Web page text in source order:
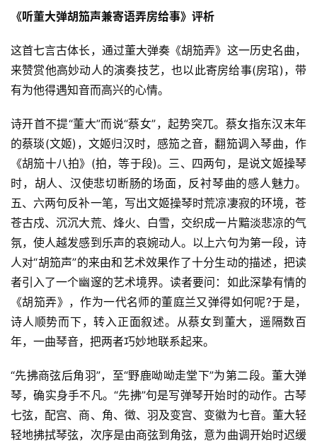
《听董大弹胡笳声兼寄语弄房给事》评析
这首七言古体长，通过董大弹奏《胡笳弄》这一历史名曲，
来赞赏他高妙动人的演奏技艺，也以此寄房给事(房琯)，带
有为他得遇知音而高兴的心情。
诗开首不提“董大”而说“蔡女”，起势突兀。蔡女指东汉末年
的蔡琰(文姬)，文姬归汉时，感笳之音，翻笳调入琴曲，作
《胡笳十八拍》(拍，等于段)。三、四两句，是说文姬操琴
时，胡人、汉使悲切断肠的场面，反衬琴曲的感人魅力。
五、六两句反补一笔，写出文姬操琴时荒凉凄寂的环境，苍
苍古戍、沉沉大荒、烽火、白雪，交织成一片黯淡悲凉的气
氛，使人越发感到乐声的哀婉动人。以上六句为第一段，诗
人对“胡笳声”的来由和艺术效果作了十分生动的描述，把读
者引入了一个幽邃的艺术境界。读者要问：如此深挚有情的
《胡笳弄》，作为一代名师的董庭兰又弹得如何呢?于是，
诗人顺势而下，转入正面叙述。从蔡女到董大，遥隔数百
年，一曲琴音，把两者巧妙地联系起来。
“先拂商弦后角羽”，至“野鹿呦呦走堂下”为第二段。董大弹
琴，确实身手不凡。“先拂”句是写弹琴开始时的动作。古琴
七弦，配宫、商、角、徵、羽及变宫、变徽为七音。董大轻
轻地拂拭琴弦，次序是由商弦到角弦，意为曲调开始时迟缓